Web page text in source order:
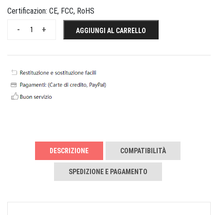
Certificazion: CE, FCC, RoHS
+
- AGGIUNGI AL CARRELLO
DESCRIZIONE COMPATIBILITÀ
SPEDIZIONE E PAGAMENTO